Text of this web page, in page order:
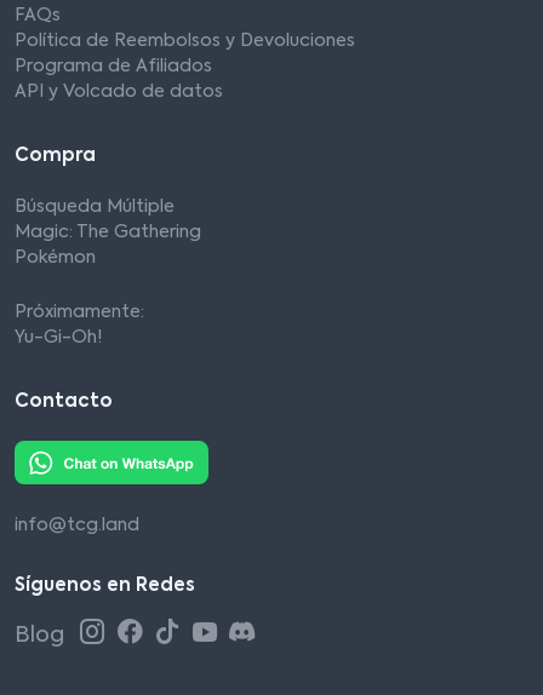
FAQs
Política de Reembolsos y Devoluciones
Programa de Afiliados
API y Volcado de datos
Compra
Búsqueda Múltiple
Magic: The Gathering
Pokémon
Próximamente:
Yu-Gi-Oh!
Contacto
info@tcg.land
Síguenos en Redes
Blog